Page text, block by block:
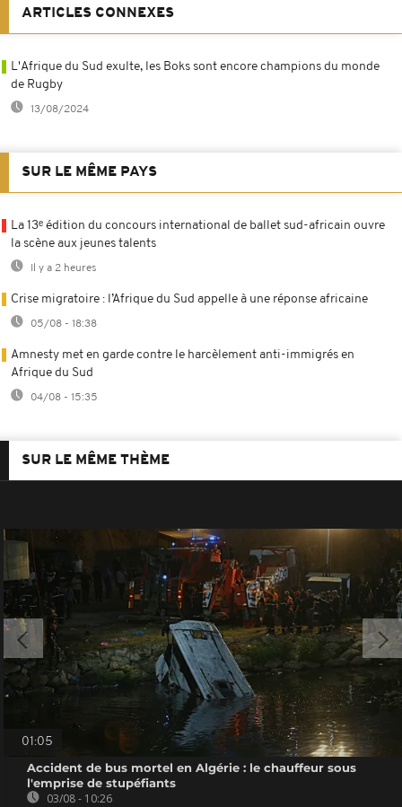
ARTICLES CONNEXES
L'Afrique du Sud exulte, les Boks sont encore champions du monde
de Rugby
13/08/2024
SUR LE MÊME PAYS
La 13ᵉ édition du concours international de ballet sud-africain ouvre
la scène aux jeunes talents
Il y a 2 heures
Crise migratoire : l’Afrique du Sud appelle à une réponse africaine
05/08 - 18:38
Amnesty met en garde contre le harcèlement anti-immigrés en
Afrique du Sud
04/08 - 15:35
SUR LE MÊME THÈME
01:05
Accident de bus mortel en Algérie : le chauffeur sous
l'emprise de stupéfiants
03/08 - 10:26